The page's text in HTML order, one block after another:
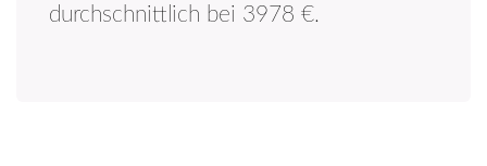
durchschnittlich bei 3978 €.